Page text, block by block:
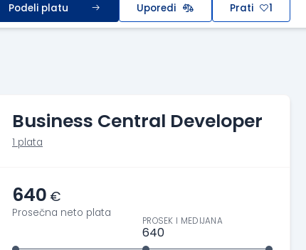
Podeli platu Uporedi Prati 1
Business Central Developer
1 plata
640 €
Prosečna neto plata
PROSEK I MEDIJANA
640